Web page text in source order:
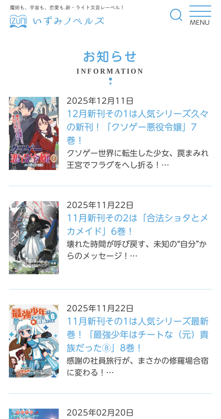
MENU
魔術も、宇宙も、恋愛も.新・ライト文芸レーベル！
お知らせ
INFORMATION
2025年12月11日
12月新刊その1は人気シリーズ久々
の新刊！「クソゲー悪役令嬢」7
巻！
クソゲー世界に転生した少女、罠まみれ
王宮でフラグをへし折る！…
2025年11月22日
11月新刊その2は「合法ショタとメ
カメイド」6巻！
壊れた時間が呼び戻す、未知の“自分”か
らのメッセージ！…
2025年11月22日
11月新刊その1は人気シリーズ最新
巻！「最強少年はチートな（元）貴
族だった⑧」8巻！
感謝の社員旅行が、まさかの修羅場合宿
に変わる！…
2025年02月20日